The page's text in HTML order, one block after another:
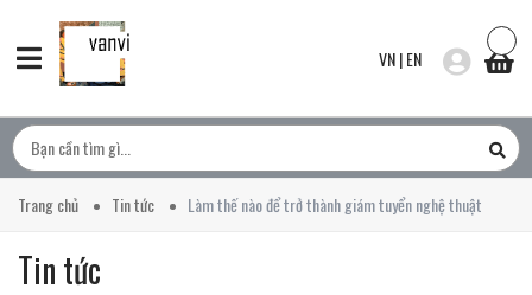
VN|EN
Trang chủ Tin tức Làm thế nào để trở thành giám tuyển nghệ thuật
Tin tức